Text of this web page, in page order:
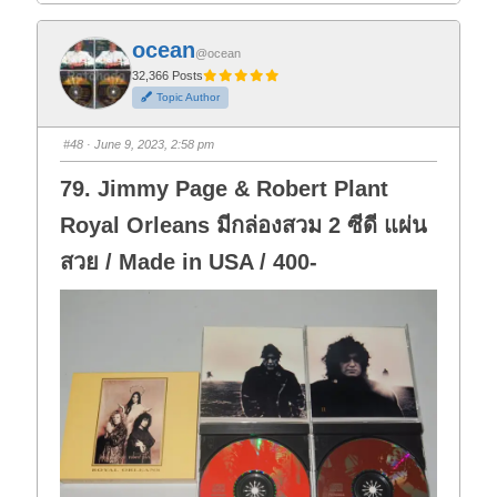
k
f
o
r
t
h
u
m
d
o
n
.
k
o
r
t
h
u
m
u
p
ocean@ocean
32,366 Posts
Topic Author
#48 · June 9, 2023, 2:58 pm
79. Jimmy Page & Robert Plant
Royal Orleans มีกล่องสวม 2 ซีดี แผ่น
สวย / Made in USA / 400-